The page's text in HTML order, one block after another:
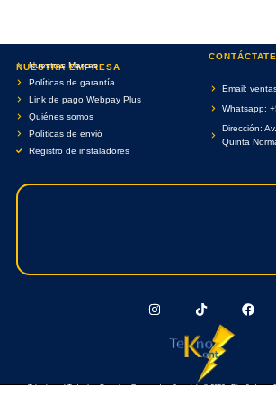
NUESTRA EMPRESA
Nuestras Marcas
Políticas de garantía
Link de pago Webpay Plus
Quiénes somos
Políticas de envió
Registro de instaladores
Email:
Whatsapp:
Dirección:
Quinta
Teknokont.cl Todos Los Derechos Reservados. Copyright © 2026 - Diseñado por